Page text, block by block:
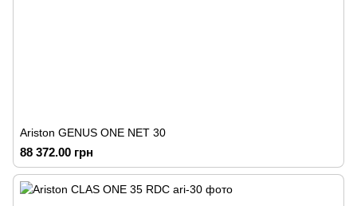
Ariston GENUS ONE NET 30
88 372.00 грн